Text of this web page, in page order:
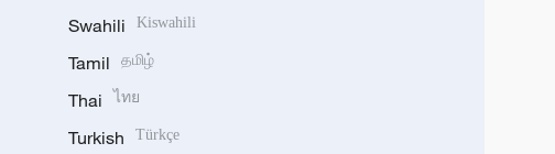
Swahili Kiswahili
Tamil தமிழ்
Thai ไทย
Turkish Türkçe